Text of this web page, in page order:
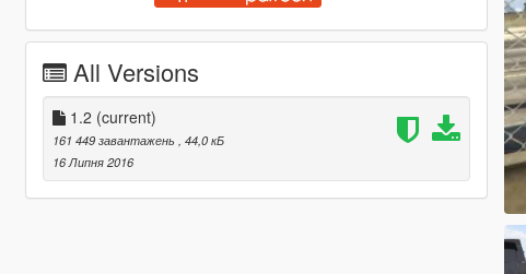
All Versions
1.2 (current)
161 449 завантажень
, 44,0 кБ
16 Липня 2016